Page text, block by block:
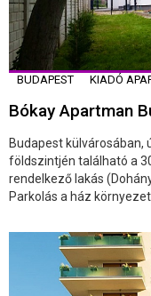
BUDAPEST KIADÓ
Bókay Apartman
Budapest külvárosában,
földszintjén található a
rendelkező lakás
Parkolás a ház